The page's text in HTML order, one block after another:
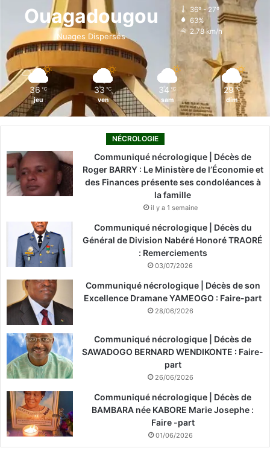
o
k
i
n
g
r
k
Ouagadougou
Nuages Dispersés
36º - 27º
63%
2.78 km/h
36 ℃
jeu
33 ℃
ven
34 ℃
sam
29 ℃
dim
NÉCROLOGIE
Communiqué nécrologique | Décès de
Roger BARRY : Le Ministère de l’Économie et
des Finances présente ses condoléances à
la famille
il y a 1 semaine
Communiqué nécrologique | Décès du
Général de Division Nabéré Honoré TRAORÉ
: Remerciements
03/07/2026
Communiqué nécrologique | Décès de son
Excellence Dramane YAMEOGO : Faire-part
28/06/2026
Communiqué nécrologique | Décès de
SAWADOGO BERNARD WENDIKONTE : Faire-
part
26/06/2026
Communiqué nécrologique | Décès de
BAMBARA née KABORE Marie Josephe :
Faire -part
01/06/2026